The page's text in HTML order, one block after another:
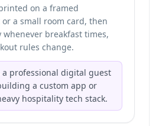
on a framed
a small room card, then
breakfast times,
rules change.
a professional digital guest
a custom app or
hospitality tech stack.